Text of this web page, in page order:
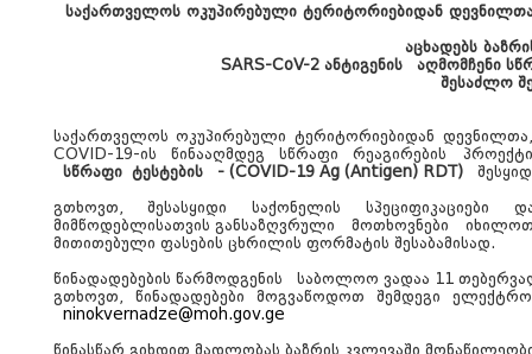
საქართველოს ოკუპირებული ტერიტორიებიდან
აცხადებს
SARS-CoV-2 ანტიგენის
აღმომჩენი
შესაძლო
საქართველოს ოკუპირებული ტერიტორიებიდან დევნილთა
COVID-19-ის წინააღმდეგ სწრაფი რეაგირების
სწრაფი
ტესტების - (COVID-19 Ag (Antigen) RDT)
გთხოვთ, შესასყიდი საქონელის სპეციფიკაციები
მიმწოდებლისათვის განსაზღვრული
მოთხოვნები
მითითებული ფასების ცხრილის ფორმატის შესაბამისად.
წინადადებების წარმოდგენის
საბოლოო ვადაა 11
გთხოვთ, წინადადებები მოგვაწოდოთ შემდეგი
ninokvernadze@moh.gov.ge